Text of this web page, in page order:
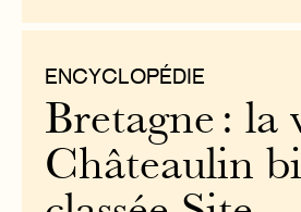
ENCYCLOPÉDIE
Bretagne : la
Châteaulin